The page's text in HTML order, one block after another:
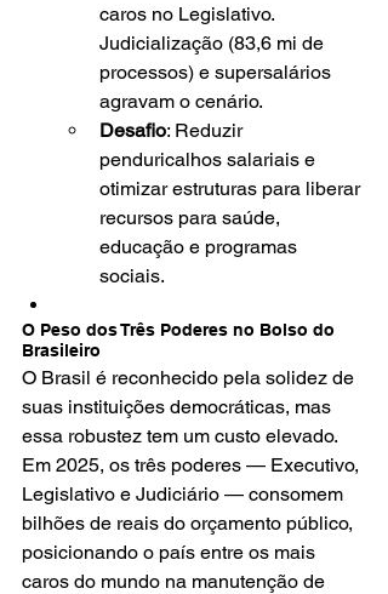
caros no Legislativo.
Judicialização (83,6 mi de
processos) e supersalários
agravam o cenário.
Desafio: Reduzir
penduricalhos salariais e
otimizar estruturas para liberar
recursos para saúde,
educação e programas
sociais.
O Peso dos Três Poderes no Bolso do
Brasileiro
O Brasil é reconhecido pela solidez de
suas instituições democráticas, mas
essa robustez tem um custo elevado.
Em 2025, os três poderes — Executivo,
Legislativo e Judiciário — consomem
bilhões de reais do orçamento público,
posicionando o país entre os mais
caros do mundo na manutenção de